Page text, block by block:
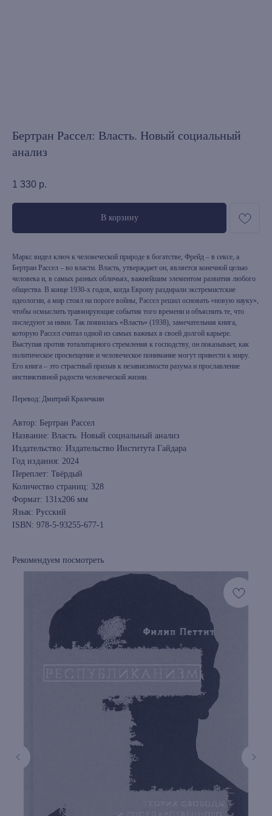
Бертран Рассел: Власть. Новый социальный
анализ
1 330 р.
В корзину
Маркс видел ключ к человеческой природе в богатстве, Фрейд – в сексе, а
Бертран Рассел – во власти. Власть, утверждает он, является конечной целью
человека и, в самых разных обличьях, важнейшим элементом развития любого
общества. В конце 1930-х годов, когда Европу раздирали экстремистские
идеологии, а мир стоял на пороге войны, Рассел решил основать «новую науку»,
чтобы осмыслить травмирующие события того времени и объяснить те, что
последуют за ними. Так появилась «Власть» (1938), замечательная книга,
которую Рассел считал одной из самых важных в своей долгой карьере.
Выступая против тоталитарного стремления к господству, он показывает, как
политическое просвещение и человеческое понимание могут привести к миру.
Его книга – это страстный призыв к независимости разума и прославление
инстинктивной радости человеческой жизни.
Перевод: Дмитрий Кралечкин
Автор: Бертран Рассел
Название: Власть. Новый социальный анализ
Издательство: Издательство Института Гайдара
Год издания: 2024
Переплет: Твёрдый
Количество страниц: 328
Формат: 131х206 мм
Язык: Русский
ISBN: 978-5-93255-677-1
Рекомендуем посмотреть
книжный интернет-магазин из